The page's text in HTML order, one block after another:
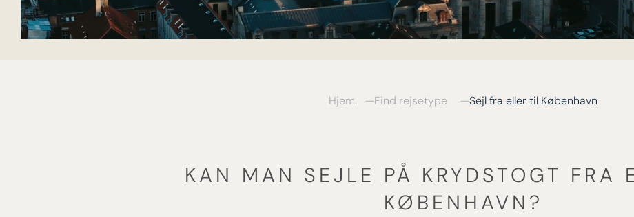
Hjem Find rejsetype Sejl fra eller til København
KAN MAN SEJLE PÅ KRYDSTOGT FRA
KØBENHAVN?